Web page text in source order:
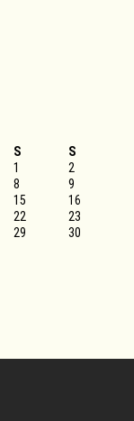
S
S
1
2
8
9
15
16
22
23
29
30